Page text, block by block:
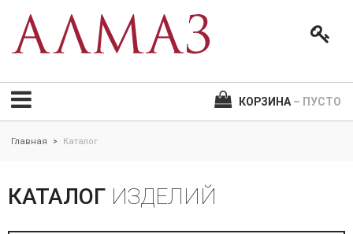
КОРЗИНА – ПУСТО
Главная > Каталог
КАТАЛОГ ИЗДЕЛИЙ